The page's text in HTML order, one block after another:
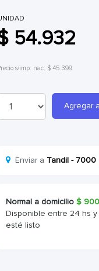
54.932
s/imp. nac. $ 45.399
Agregar
Enviar a Tandil - 7000
Normal a domicilio $
Disponible entre 24 hs
esté listo